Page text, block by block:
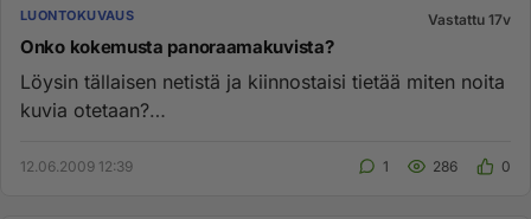
LUONTOKUVAUS Vastattu 17v
Onko kokemusta panoraamakuvista?
Löysin tällaisen netistä ja kiinnostaisi tietää miten noita
kuvia otetaan?
12.06.2009 12:39 1 286 0